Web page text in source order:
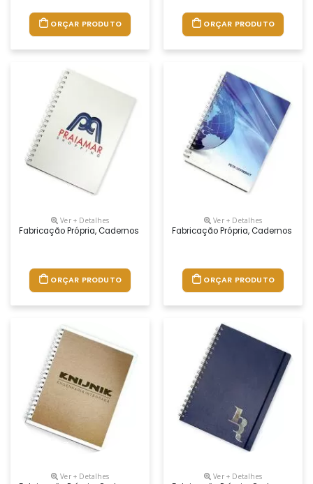
ORÇAR PRODUTO ORÇAR PRODUTO
Ver + Detalhes
Fabricação Própria, Cadernos Personalizados Do Seu Jeito.tamanhos
ORÇAR PRODUTO
Ver + Detalhes
Fabricação Própria, Cadernos
ORÇAR PRODUTO
Ver + Detalhes Ver + Detalhes